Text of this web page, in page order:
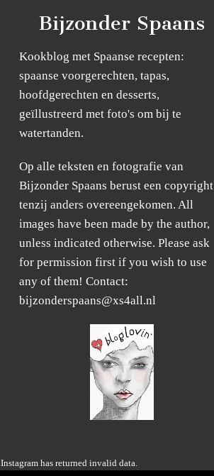
Bijzonder Spaans
Kookblog met Spaanse recepten:
spaanse voorgerechten, tapas,
hoofdgerechten en desserts,
geïllustreerd met foto's om bij te
watertanden.
Op alle teksten en fotografie van
Bijzonder Spaans berust een copyright
tenzij anders overeengekomen. All
images have been made by the author,
unless indicated otherwise. Please ask
for permission first if you wish to use
any of them! Contact:
bijzonderspaans@xs4all.nl
Instagram has returned invalid data.